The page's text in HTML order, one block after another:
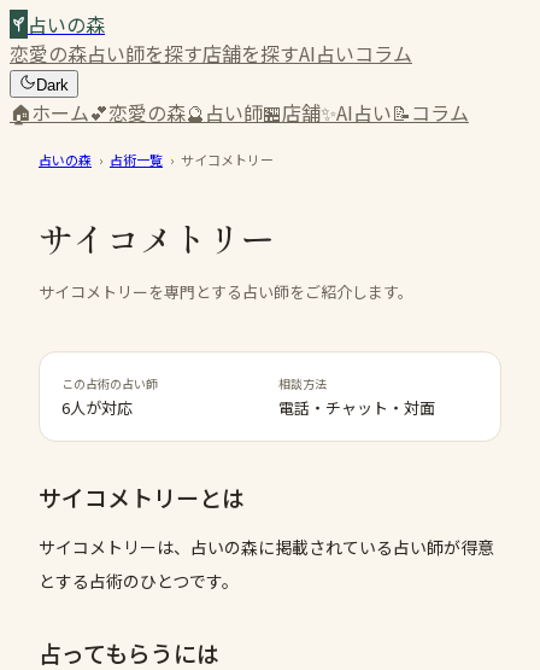
占いの森
恋愛の森占い師を探す店舗を探すAI占いコラム
Dark
🏠ホーム💕恋愛の森🔮占い師🏪店舗✨AI占い📝コラム
占いの森 › 占術一覧 › サイコメトリー
サイコメトリー
サイコメトリーを専門とする占い師をご紹介します。
この占術の占い師
6人が対応
相談方法
電話・チャット・対面
サイコメトリーとは
サイコメトリーは、占いの森に掲載されている占い師が得意
とする占術のひとつです。
占ってもらうには